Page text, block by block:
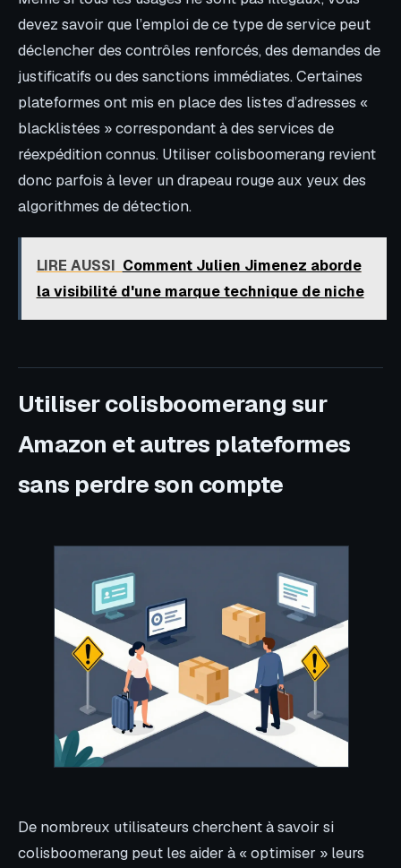
devez savoir que l’emploi de ce type de service peut
déclencher des contrôles renforcés, des demandes de
justificatifs ou des sanctions immédiates. Certaines
plateformes ont mis en place des listes d’adresses «
blacklistées » correspondant à des services de
réexpédition connus. Utiliser colisboomerang revient
donc parfois à lever un drapeau rouge aux yeux des
algorithmes de détection.
LIRE AUSSI Comment Julien Jimenez aborde
la visibilité d'une marque technique de niche
Utiliser colisboomerang sur
Amazon et autres plateformes
sans perdre son compte
De nombreux utilisateurs cherchent à savoir si
colisboomerang peut les aider à « optimiser » leurs